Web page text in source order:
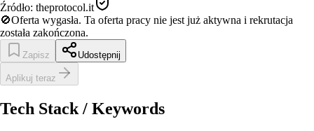
Źródło: theprotocol.it
🚫Oferta wygasła. Ta oferta pracy nie jest już aktywna i rekrutacja
została zakończona.
Zapisz Udostępnij
Aplikuj teraz
Tech Stack / Keywords